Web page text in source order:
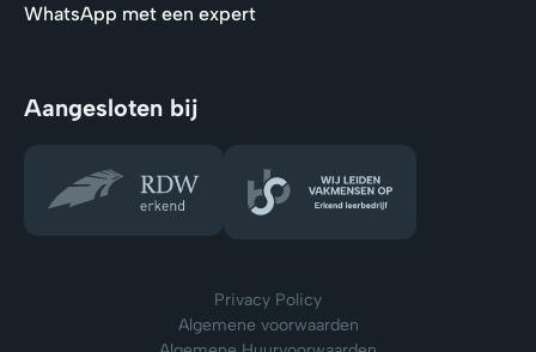
WhatsApp met een expert
Aangesloten bij
Privacy Policy
Algemene voorwaarden